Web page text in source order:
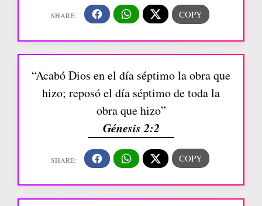
“Acabó Dios en el día séptimo la obra que
hizo; reposó el día séptimo de toda la
obra que hizo”
Génesis 2:2